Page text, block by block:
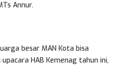
Annur.
besar MAN Kota bisa
HAB Kemenag tahun ini,